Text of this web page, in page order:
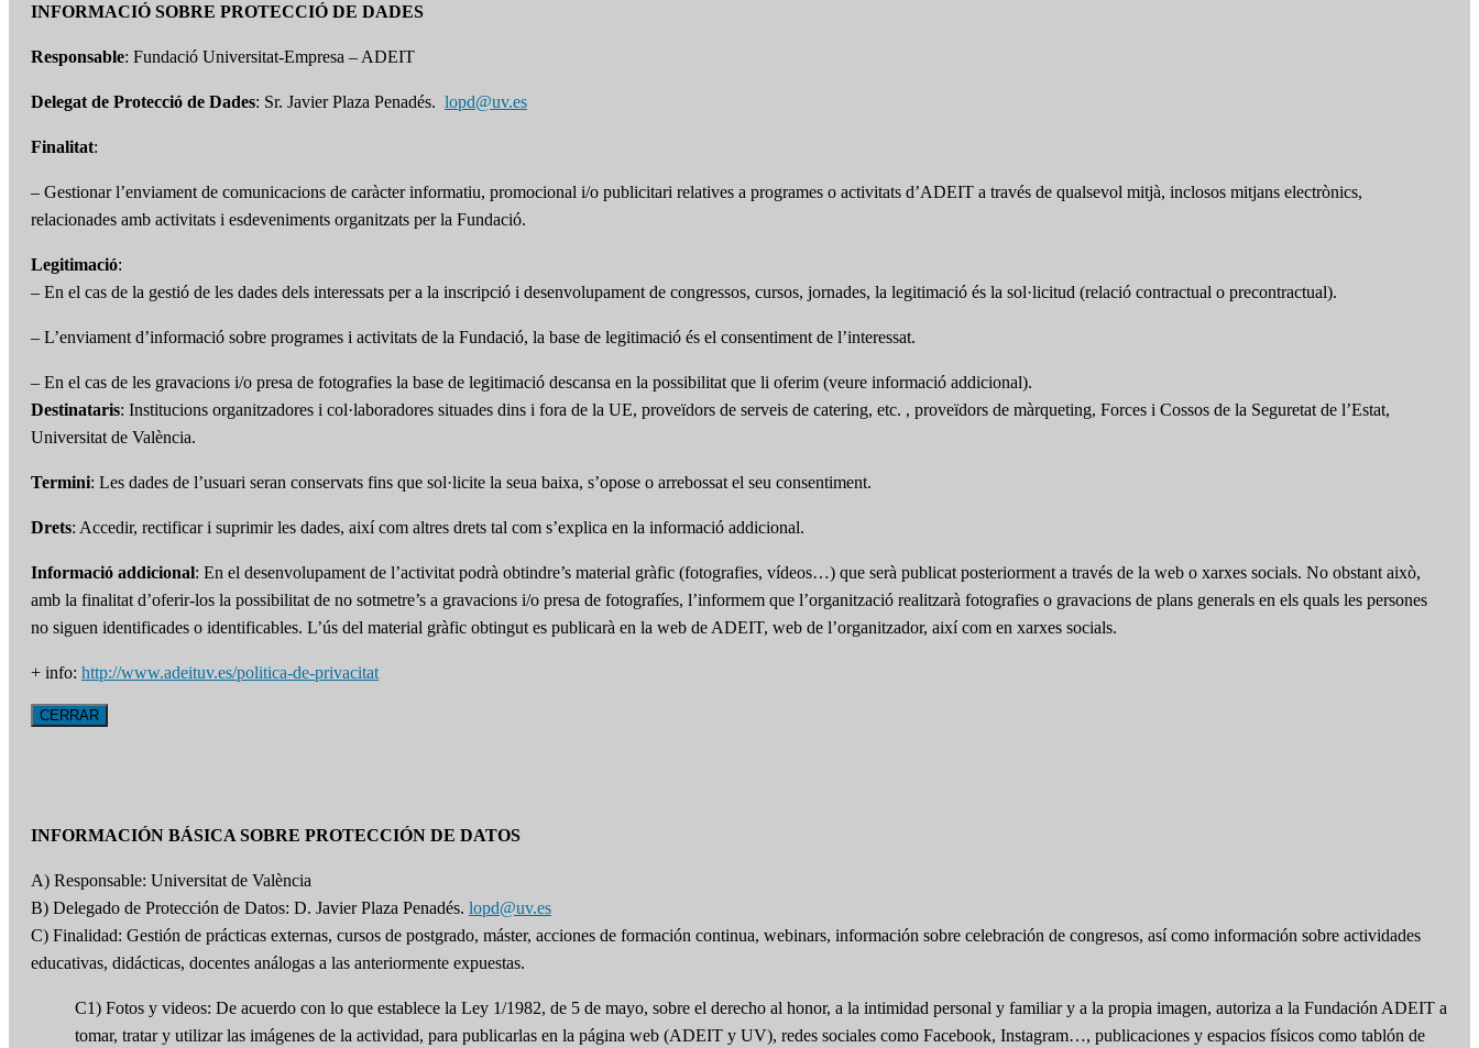
INFORMACIÓ SOBRE PROTECCIÓ DE DADES
Responsable: Fundació Universitat-Empresa – ADEIT
Delegat de Protecció de Dades: Sr. Javier Plaza Penadés. lopd@uv.es
Finalitat:
– Gestionar l’enviament de comunicacions de caràcter informatiu, promocional i/o publicitari relatives a programes o activitats d’ADEIT a través de qualsevol mitjà, inclosos mitjans electrònics,
relacionades amb activitats i esdeveniments organitzats per la Fundació.
Legitimació:
– En el cas de la gestió de les dades dels interessats per a la inscripció i desenvolupament de congressos, cursos, jornades, la legitimació és la sol·licitud (relació contractual o precontractual).
– L’enviament d’informació sobre programes i activitats de la Fundació, la base de legitimació és el consentiment de l’interessat.
– En el cas de les gravacions i/o presa de fotografies la base de legitimació descansa en la possibilitat que li oferim (veure informació addicional).
Destinataris: Institucions organitzadores i col·laboradores situades dins i fora de la UE, proveïdors de serveis de catering, etc. , proveïdors de màrqueting, Forces i Cossos de la Seguretat de l’Estat,
Universitat de València.
Termini: Les dades de l’usuari seran conservats fins que sol·licite la seua baixa, s’opose o arrebossat el seu consentiment.
Drets: Accedir, rectificar i suprimir les dades, així com altres drets tal com s’explica en la informació addicional.
Informació addicional: En el desenvolupament de l’activitat podrà obtindre’s material gràfic (fotografies, vídeos…) que serà publicat posteriorment a través de la web o xarxes socials. No obstant això,
amb la finalitat d’oferir-los la possibilitat de no sotmetre’s a gravacions i/o presa de fotografíes, l’informem que l’organització realitzarà fotografies o gravacions de plans generals en els quals les persones
no siguen identificades o identificables. L’ús del material gràfic obtingut es publicarà en la web de ADEIT, web de l’organitzador, així com en xarxes socials.
+ info: http://www.adeituv.es/politica-de-privacitat
CERRAR
INFORMACIÓN BÁSICA SOBRE PROTECCIÓN DE DATOS
A) Responsable: Universitat de València
B) Delegado de Protección de Datos: D. Javier Plaza Penadés. lopd@uv.es
C) Finalidad: Gestión de prácticas externas, cursos de postgrado, máster, acciones de formación continua, webinars, información sobre celebración de congresos, así como información sobre actividades
educativas, didácticas, docentes análogas a las anteriormente expuestas.
C1) Fotos y videos: De acuerdo con lo que establece la Ley 1/1982, de 5 de mayo, sobre el derecho al honor, a la intimidad personal y familiar y a la propia imagen, autoriza a la Fundación ADEIT a
tomar, tratar y utilizar las imágenes de la actividad, para publicarlas en la página web (ADEIT y UV), redes sociales como Facebook, Instagram…, publicaciones y espacios físicos como tablón de